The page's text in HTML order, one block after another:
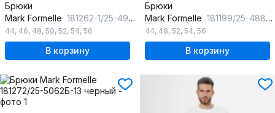
Брюки
Mark Formelle 181262-1/25-4903Ц-7П обжаренный_кофе
44, 46, 48, 50, 52, 54, 56
В корзину
Брюки
Mark Formelle 181199/25-4889Ц-7П синий
44, 48, 52, 54, 56
В корзину